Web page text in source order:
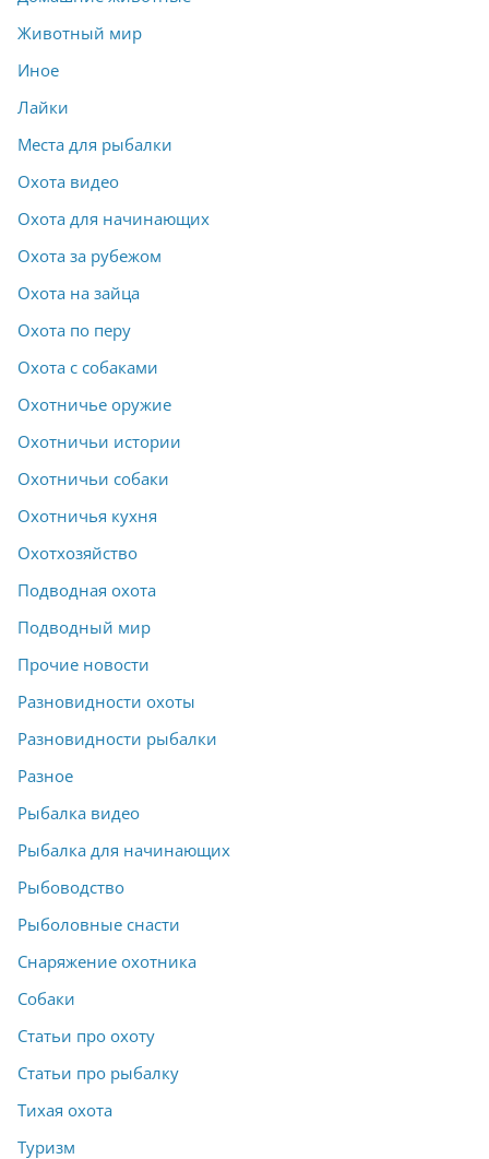
Животный мир
Иное
Лайки
Места для рыбалки
Охота видео
Охота для начинающих
Охота за рубежом
Охота на зайца
Охота по перу
Охота с собаками
Охотничье оружие
Охотничьи истории
Охотничьи собаки
Охотничья кухня
Охотхозяйство
Подводная охота
Подводный мир
Прочие новости
Разновидности охоты
Разновидности рыбалки
Разное
Рыбалка видео
Рыбалка для начинающих
Рыбоводство
Рыболовные снасти
Снаряжение охотника
Собаки
Статьи про охоту
Статьи про рыбалку
Тихая охота
Туризм